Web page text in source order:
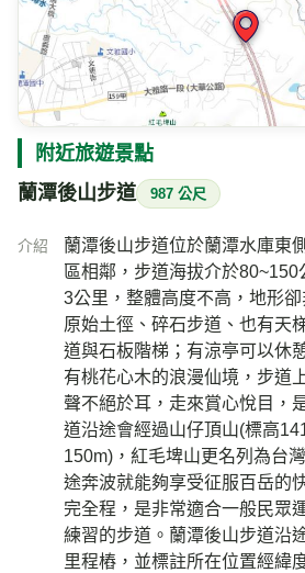
附近旅遊景點
蘭潭後山步道 987 公尺
介紹
蘭潭後山步道位於蘭潭水庫東
區相鄰，步道海拔介於
3公里，整體高度不高，地形
原始土徑、碎石步道、也有天
道與石板階梯；有涼亭可以休
有桃花心木的浪漫仙境，步道
聲不絕於耳，走來賞心悅目，
道沿途會經過山仔頂山(標高
150m)，紅毛埤山更名列為台
途奔波就能夠享受征服百岳的
完全程，是非常適合一般民眾
練習的步道。蘭潭後山步道沿
里程樁，並標註所在位置經緯